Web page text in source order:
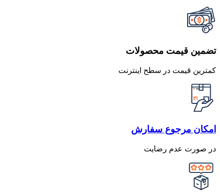
تضمین قیمت محصولات
کمترین قیمت در سطح اینترنت
امکان مرجوع سفارش
در صورت عدم رضایت